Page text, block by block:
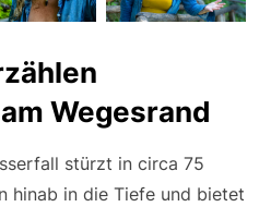
Wegesrand
stürzt in circa 75
hinab in die Tiefe und bietet